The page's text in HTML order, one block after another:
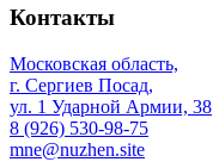
Контакты
Московская область,
г. Сергиев Посад,
ул. 1 Ударной Армии, 38
8 (926) 530-98-75
mne@nuzhen.site